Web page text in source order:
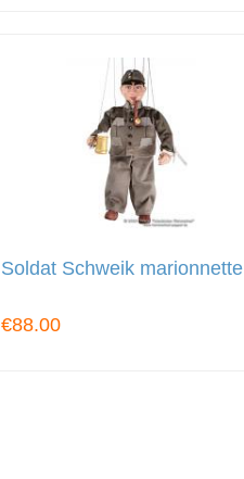
Soldat Schweik marionnette
€88.00